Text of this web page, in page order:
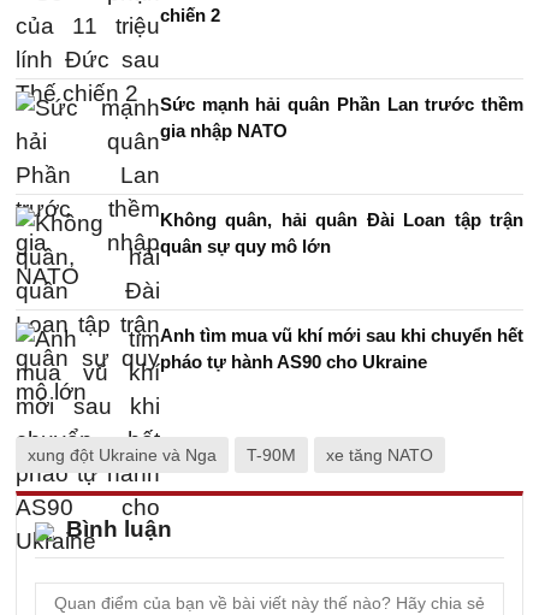
chiến 2
Sức mạnh hải quân Phần Lan trước thềm
gia nhập NATO
Không quân, hải quân Đài Loan tập trận
quân sự quy mô lớn
Anh tìm mua vũ khí mới sau khi chuyển hết
pháo tự hành AS90 cho Ukraine
xung đột Ukraine và Nga T-90M xe tăng NATO
Bình luận